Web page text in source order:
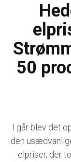
50
I går blev det
den
elpriser, der